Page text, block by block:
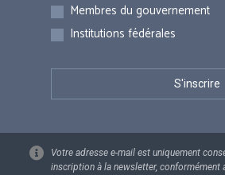
Membres du gouvernement
Institutions fédérales
Votre adresse e-mail est uniquement
inscription à la newsletter, conformément